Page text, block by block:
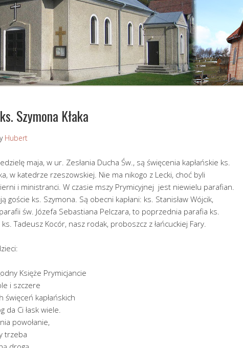
Szymona Kłaka
Hubert
maja, w ur. Zesłania Ducha Św., są święcenia kapłańskie ks.
w katedrze rzeszowskiej. Nie ma nikogo z Lecki, choć byli
i ministranci. W czasie mszy Prymicyjnej jest niewielu parafian.
goście ks. Szymona. Są obecni kapłani: ks. Stanisław Wójcik,
św. Józefa Sebastiana Pelczara, to poprzednia parafia ks.
Tadeusz Kocór, nasz rodak, proboszcz z łańcuckiej Fary.
Księże Prymicjancie
i szczere
święceń kapłańskich
da Ci łask wiele.
powołanie,
trzeba